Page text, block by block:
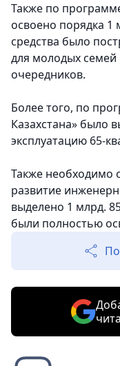
Также по
освоено порядка 1
средства было
для молодых
очередников.
Более того, по
Казахстана» было
эксплуатацию 65-
Также необходимо
развитие
выделено 1 млрд.
были полностью